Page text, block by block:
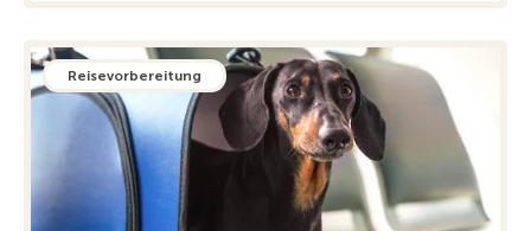
Reisevorbereitung